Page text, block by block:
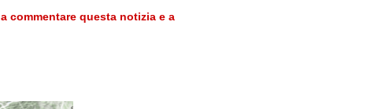
a commentare questa notizia e a